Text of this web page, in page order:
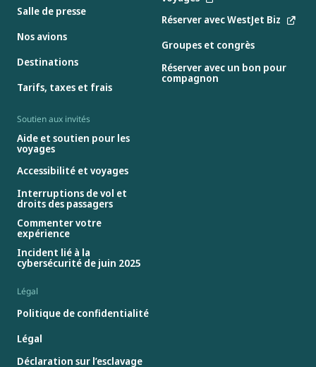
Salle de presse
Nos avions
Destinations
Tarifs, taxes et frais
Réserver avec WestJet Biz
Groupes et congrès
Réserver avec un bon pour
compagnon
Soutien aux invités
Aide et soutien pour les
voyages
Accessibilité et voyages
Interruptions de vol et
droits des passagers
Commenter votre
expérience
Incident lié à la
cybersécurité de juin 2025
Légal
Politique de confidentialité
Légal
Déclaration sur l’esclavage